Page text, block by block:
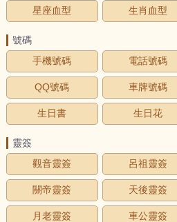
星座血型 生肖血型
號碼
手機號碼
電話號碼
QQ號碼 車牌號碼
生日書 生日花
靈簽
觀音靈簽
呂祖靈簽
關帝靈簽 天後靈簽
月老靈簽 車公靈簽